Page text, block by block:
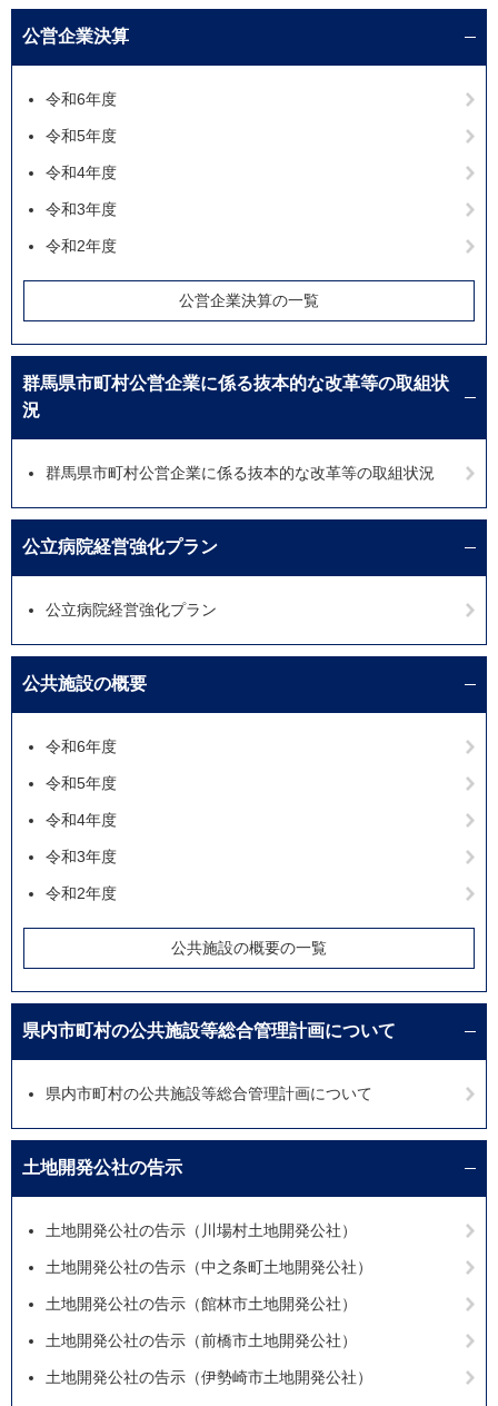
公営企業決算
令和6年度
令和5年度
令和4年度
令和3年度
令和2年度
公営企業決算の一覧
群馬県市町村公営企業に係る抜本的な改革等の取組状
況
群馬県市町村公営企業に係る抜本的な改革等の取組状況
公立病院経営強化プラン
公立病院経営強化プラン
公共施設の概要
令和6年度
令和5年度
令和4年度
令和3年度
令和2年度
公共施設の概要の一覧
県内市町村の公共施設等総合管理計画について
県内市町村の公共施設等総合管理計画について
土地開発公社の告示
土地開発公社の告示（川場村土地開発公社）
土地開発公社の告示（中之条町土地開発公社）
土地開発公社の告示（館林市土地開発公社）
土地開発公社の告示（前橋市土地開発公社）
土地開発公社の告示（伊勢崎市土地開発公社）